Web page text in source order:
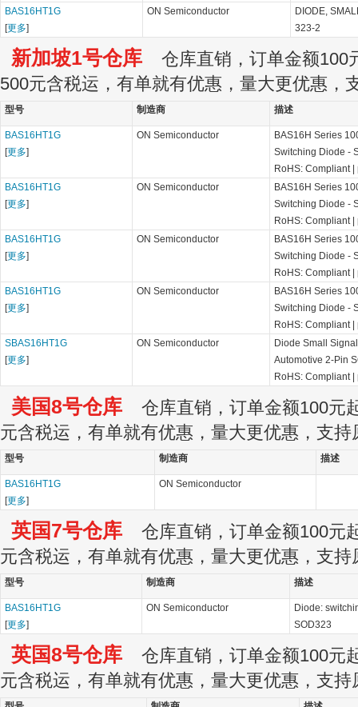
BAS16HT1G
[更多]
ON Semiconductor
DIODE,
323-2
新加坡1号仓库 仓库直销，订单金额100
500元含税运，有单就有优惠，量大更优惠，
型号 制造商 描述
BAS16HT1G
[更多]
ON Semiconductor
BAS16H Series
Switching Diode -
RoHS: Compliant
BAS16HT1G
[更多]
ON Semiconductor
BAS16H Series
Switching Diode -
RoHS: Compliant
BAS16HT1G
[更多]
ON Semiconductor
BAS16H Series
Switching Diode -
RoHS: Compliant
BAS16HT1G
[更多]
ON Semiconductor
BAS16H Series
Switching Diode -
RoHS: Compliant
SBAS16HT1G
[更多]
ON Semiconductor
Diode Small
Automotive 2-Pin
RoHS: Compliant
美国8号仓库 仓库直销，订单金额100元
元含税运，有单就有优惠，量大更优惠，支持
型号 制造商 描述
BAS16HT1G
[更多]
ON Semiconductor
英国7号仓库 仓库直销，订单金额100元
元含税运，有单就有优惠，量大更优惠，支持
型号 制造商 描述
BAS16HT1G
[更多]
ON Semiconductor
Diode:
SOD323
英国8号仓库 仓库直销，订单金额100元
元含税运，有单就有优惠，量大更优惠，支持